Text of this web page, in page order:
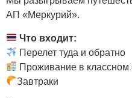
АП «Меркурий».
Что входит:
Перелет туда и обратно
Проживание в классном
Завтраки